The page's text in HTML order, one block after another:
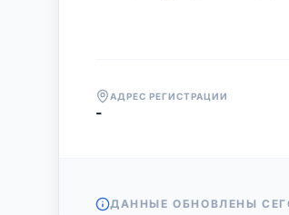
АДРЕС РЕГИСТРАЦИИ
-
ДАННЫЕ ОБНОВЛЕНЫ